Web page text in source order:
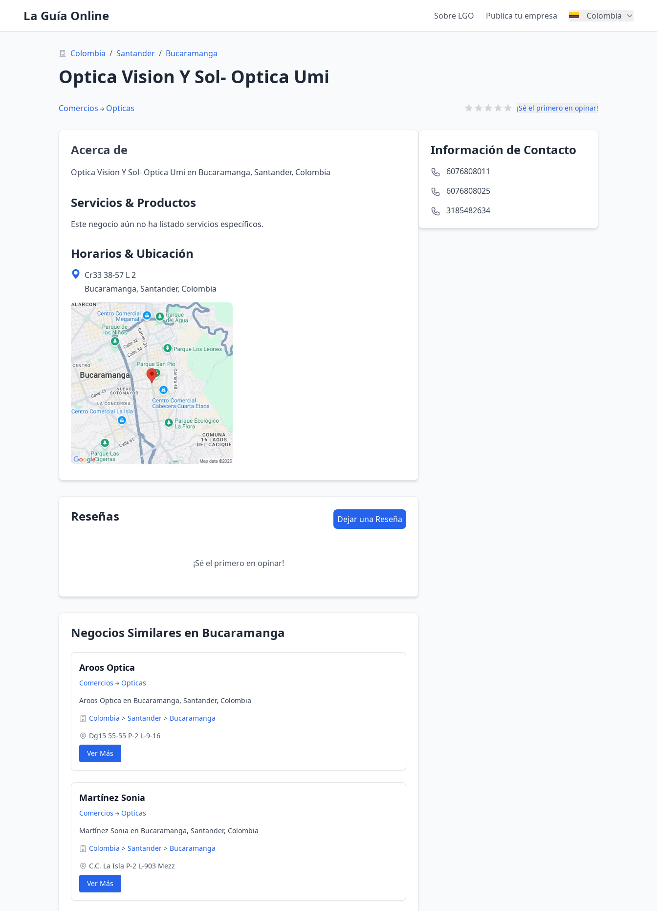
La Guía Online Sobre LGO Publica tu empresa Colombia
Colombia / Santander / Bucaramanga
Optica Vision Y Sol- Optica Umi
Comercios Opticas ¡Sé el primero en opinar!
Acerca de
Optica Vision Y Sol- Optica Umi en Bucaramanga, Santander, Colombia
Servicios & Productos
Este negocio aún no ha listado servicios específicos.
Horarios & Ubicación
Cr33 38-57 L 2
Bucaramanga, Santander, Colombia
Reseñas Dejar una Reseña
¡Sé el primero en opinar!
Negocios Similares en Bucaramanga
Aroos Optica
Comercios
Opticas
Aroos Optica en Bucaramanga, Santander, Colombia
Colombia > Santander > Bucaramanga
Dg15 55-55 P-2 L-9-16
Ver Más
Martínez Sonia
Comercios
Opticas
Martínez Sonia en Bucaramanga, Santander, Colombia
Colombia > Santander > Bucaramanga
C.C. La Isla P-2 L-903 Mezz
Ver Más
Información de Contacto
6076808011
6076808025
3185482634